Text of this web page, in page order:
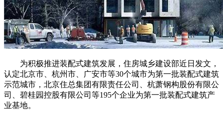
为积极推进装配式建筑发展，住房城乡建设部近日发文，
认定北京市、杭州市、广安市等30个城市为第一批装配式建筑
示范城市，北京住总集团有限责任公司、杭萧钢构股份有限公
司、碧桂园控股有限公司等195个企业为第一批装配式建筑产
业基地。